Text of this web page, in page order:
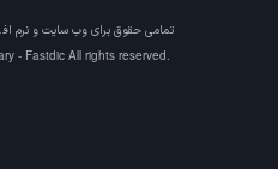
تمامی حقوق برای وب سایت و نرم
- Fastdic All rights reserved.